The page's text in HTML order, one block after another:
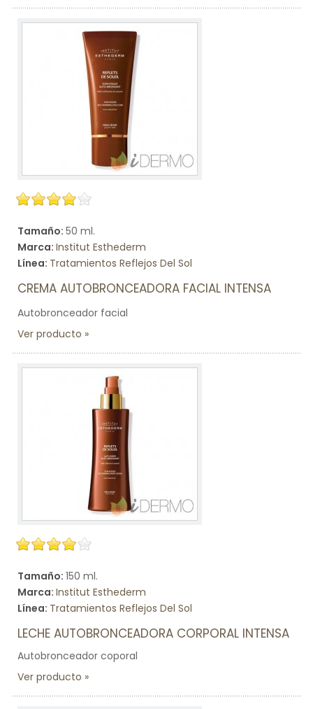
Tamaño: 50 ml.
Marca: Institut Esthederm
Línea: Tratamientos Reflejos Del Sol
CREMA AUTOBRONCEADORA FACIAL INTENSA
Autobronceador facial
Ver producto
Tamaño: 150 ml.
Marca: Institut Esthederm
Línea: Tratamientos Reflejos Del Sol
LECHE AUTOBRONCEADORA CORPORAL INTENSA
Autobronceador coporal
Ver producto